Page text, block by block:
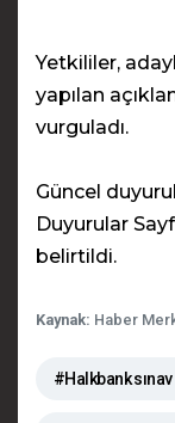
Yetkililer,
yapılan
vurguladı.
Güncel
Duyurular
belirtildi.
Kaynak: Haber
#Halkbank